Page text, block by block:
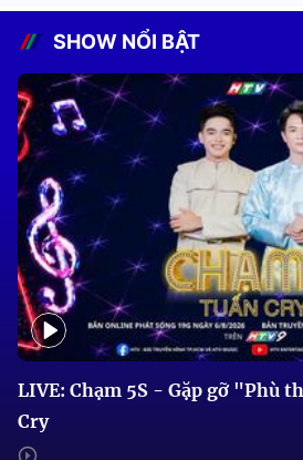
SHOW NỔI BẬT
LIVE: Chạm 5S - Gặp gỡ "Phù
Cry